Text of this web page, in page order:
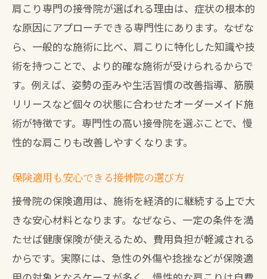
八幡西区の接骨院で人気の施術メニュー
腰痛も対応できる接骨院の肩こり施術例
ボキボキしない接骨院施術の安全性とは
接骨院施術で肩こりが変わる理由を解説
整体と接骨院の違いを徹底比較してみた
整体と接骨院の肩こり施術を比較検証
接骨院と整体の特徴と肩こり改善効果
八幡西区で接骨院と整体の選び方とは
肩こりには接骨院と整体どちらが最適か
保険適用面で見る接骨院と整体の違い
肩こり改善を目指すならどこに相談すべきか
肩こり専門の接骨院が選ばれる理由は、症状の根本的
な原因にアプローチできる専門性にあります。なぜな
ら、一般的な施術に比べ、肩こりに特化した知識や技
術を持つことで、より的確な施術が受けられるからで
す。例えば、姿勢の歪みや生活習慣の改善指導、筋膜
リリースなど個々の状態に合わせたオーダーメイド施
術が特徴です。専門性の高い接骨院を選ぶことで、慢
性的な肩こりも改善しやすくなります。
保険適用も安心できる接骨院の選び方
接骨院の保険適用は、施術を経済的に継続する上で大
きな安心材料となります。なぜなら、一定の条件を満
たせば健康保険が使えるため、費用負担が軽減される
からです。実際には、急性の外傷や捻挫などが保険適